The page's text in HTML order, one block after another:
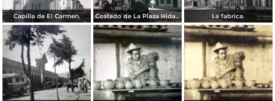
Capilla de El Carmen. Costado de La Plaza Hidalgo. La fabrica.